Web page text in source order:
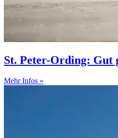
St. Peter-Ording: Gut
Mehr Infos »